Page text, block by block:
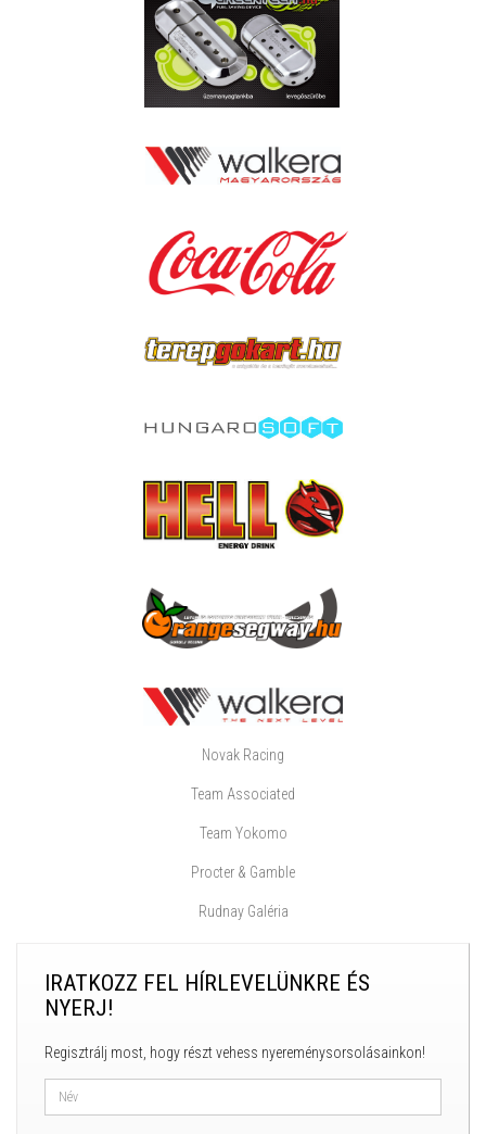
Novak Racing
Team Associated
Team Yokomo
Procter & Gamble
Rudnay Galéria
IRATKOZZ FEL HÍRLEVELÜNKRE ÉS
NYERJ!
Regisztrálj most, hogy részt vehess nyereménysorsolásainkon!